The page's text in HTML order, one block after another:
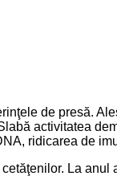
de presă.
activitatea
ridicarea de
La